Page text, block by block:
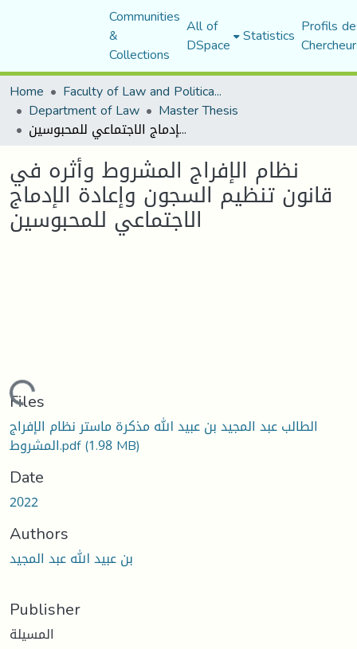
Communities
&
Collections
All of
DSpace Statistics Profils
Home
Faculty of Law and Political Science
Department of Law Master Thesis
نظام الإفراج المشروط وأثره في قانون تنظيم السجون وإعادة الإدماج الاجتماعي للمحبوسين
نظام الإفراج المشروط وأثره في
قانون تنظيم السجون وإعادة الإدماج
الاجتماعي للمحبوسين
Files
الطالب عبد المجيد بن عبيد الله مذكرة ماستر نظام الإفراج
المشروط.pdf(1.98 MB)
Date
2022
Authors
بن عبيد الله عبد المجيد
Publisher
المسيلة